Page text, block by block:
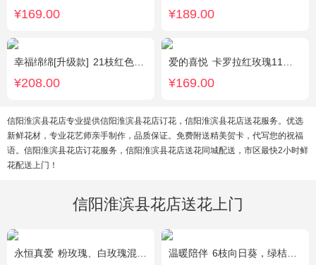
¥169.00 ¥189.00
幸福绵绵[升级款] 21枝红色康乃馨，加拿大黄莺，满天星间插丰满
¥208.00
爱的喜悦 卡罗拉红玫瑰11枝、白色满天星、尤加利搭配
¥169.00
信阳淮滨县花店专业提供信阳淮滨县花店订花，信阳淮滨县花店送花服务。优选
新鲜花材，专业花艺师亲手制作，品质保证。免费附送精美贺卡，代写您的祝福
语。信阳淮滨县花店订花服务，信阳淮滨县花店送花同城配送，市区最快2小时鲜
花配送上门！
信阳淮滨县花店送花上门
永恒真爱 粉玫瑰、白玫瑰混搭，共33朵，桔梗、尤加利搭配 温暖陪伴 6枝向日葵，绿桔梗丰满，栀子叶搭配